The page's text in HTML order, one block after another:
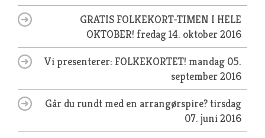
GRATIS FOLKEKORT-TIMEN I HELE
OKTOBER! fredag 14. oktober 2016
Vi presenterer: FOLKEKORTET! mandag 05.
september 2016
Går du rundt med en arrangørspire?tirsdag
07. juni 2016